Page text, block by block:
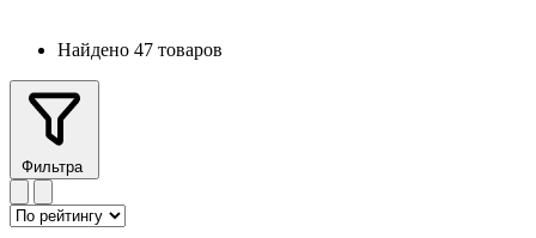
Найдено 47 товаров
Фильтра